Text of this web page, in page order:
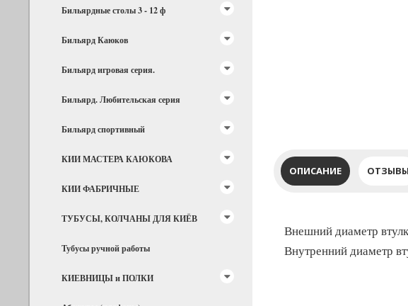
Бильярдные столы 3 - 12 ф
Бильярд Каюков
Бильярд игровая серия.
Бильярд. Любительская серия
Бильярд спортивный
КИИ МАСТЕРА КАЮКОВА
КИИ ФАБРИЧНЫЕ
ТУБУСЫ, КОЛЧАНЫ ДЛЯ КИЁВ
Тубусы ручной работы
КИЕВНИЦЫ и ПОЛКИ
ОПИСАНИЕ ОТЗЫВЫ
Внешний диаметр
Внутренний диаметр